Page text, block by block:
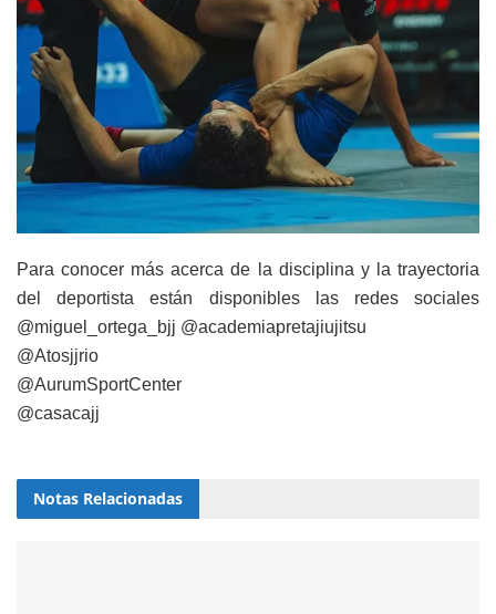
Para conocer más acerca de la disciplina y la trayectoria
del deportista están disponibles las redes sociales
@miguel_ortega_bjj @academiapretajiujitsu
@Atosjjrio
@AurumSportCenter
@casacajj
Notas Relacionadas